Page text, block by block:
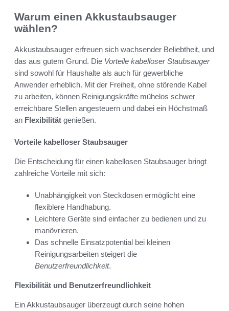
Warum einen Akkustaubsauger
wählen?
Akkustaubsauger erfreuen sich wachsender Beliebtheit, und
das aus gutem Grund. Die Vorteile kabelloser Staubsauger
sind sowohl für Haushalte als auch für gewerbliche
Anwender erheblich. Mit der Freiheit, ohne störende Kabel
zu arbeiten, können Reinigungskräfte mühelos schwer
erreichbare Stellen angesteuern und dabei ein Höchstmaß
an Flexibilität genießen.
Vorteile kabelloser Staubsauger
Die Entscheidung für einen kabellosen Staubsauger bringt
zahlreiche Vorteile mit sich:
Unabhängigkeit von Steckdosen ermöglicht eine
flexiblere Handhabung.
Leichtere Geräte sind einfacher zu bedienen und zu
manövrieren.
Das schnelle Einsatzpotential bei kleinen
Reinigungsarbeiten steigert die
Benutzerfreundlichkeit.
Flexibilität und Benutzerfreundlichkeit
Ein Akkustaubsauger überzeugt durch seine hohen